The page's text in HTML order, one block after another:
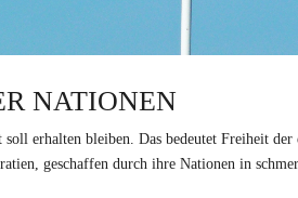
NATIONEN
soll erhalten bleiben. Das bedeutet Freiheit
geschaffen durch ihre Nationen in